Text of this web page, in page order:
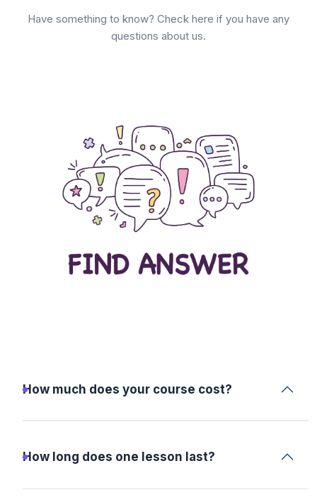
Have something to know? Check here if you have any
questions about us.
How much does your course cost?
How long does one lesson last?